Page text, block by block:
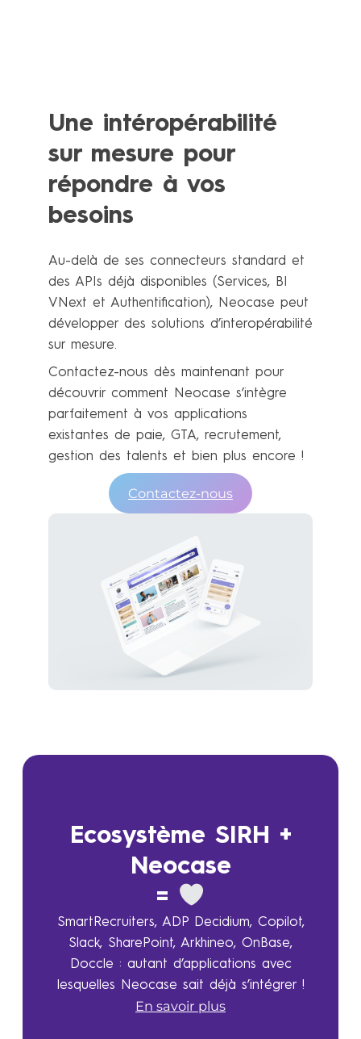
Une intéropérabilité
sur mesure pour
répondre à vos
besoins
Au-delà de ses connecteurs standard et
des APIs déjà disponibles (Services, BI
VNext et Authentification), Neocase peut
développer des solutions d’interopérabilité
sur mesure.
Contactez-nous dès maintenant pour
découvrir comment Neocase s’intègre
parfaitement à vos applications
existantes de paie, GTA, recrutement,
gestion des talents et bien plus encore !
Contactez-nous
Ecosystème SIRH +
Neocase
=
SmartRecruiters, ADP Decidium, Copilot,
Slack, SharePoint, Arkhineo, OnBase,
Doccle : autant d’applications avec
lesquelles Neocase sait déjà s’intégrer !
En savoir plus